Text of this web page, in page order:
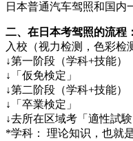
日本普通汽车驾照和国内
二、在日本考驾照的流程：
入校（视力检测，色彩检
↓第一阶段（学科+技能）
↓「仮免検定」
↓第二阶段（学科+技能）
↓「卒業検定」
↓去所在区域考「適性試験
*学科： 理论知识，也就